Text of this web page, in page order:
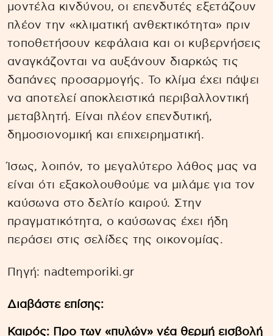
μοντέλα κινδύνου, οι επενδυτές εξετάζουν
πλέον την «κλιματική ανθεκτικότητα» πριν
τοποθετήσουν κεφάλαια και οι κυβερνήσεις
αναγκάζονται να αυξάνουν διαρκώς τις
δαπάνες προσαρμογής. Το κλίμα έχει πάψει
να αποτελεί αποκλειστικά περιβαλλοντική
μεταβλητή. Είναι πλέον επενδυτική,
δημοσιονομική και επιχειρηματική.
Ίσως, λοιπόν, το μεγαλύτερο λάθος μας να
είναι ότι εξακολουθούμε να μιλάμε για τον
καύσωνα στο δελτίο καιρού. Στην
πραγματικότητα, ο καύσωνας έχει ήδη
περάσει στις σελίδες της οικονομίας.
Πηγή: nadtemporiki.gr
Διαβάστε επίσης:
Καιρός: Προ των «πυλών» νέα θερμή εισβολή